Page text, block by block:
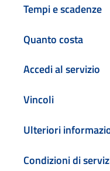
Tempi e scadenze
Quanto costa
Accedi al servizio
Vincoli
Ulteriori
Condizioni di